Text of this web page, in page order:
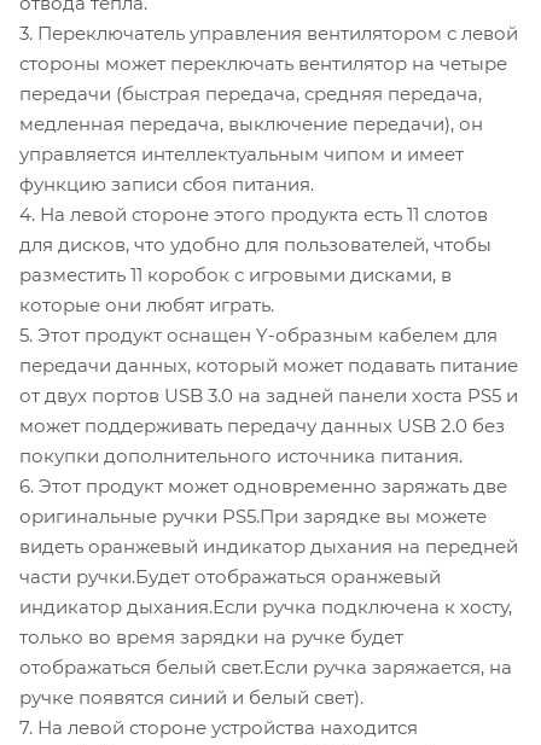
3. Переключатель управления вентилятором с левой
стороны может переключать вентилятор на четыре
передачи (быстрая передача, средняя передача,
медленная передача, выключение передачи), он
управляется интеллектуальным чипом и имеет
функцию записи сбоя питания.
4. На левой стороне этого продукта есть 11 слотов
для дисков, что удобно для пользователей, чтобы
разместить 11 коробок с игровыми дисками, в
которые они любят играть.
5. Этот продукт оснащен Y-образным кабелем для
передачи данных, который может подавать питание
от двух портов USB 3.0 на задней панели хоста PS5 и
может поддерживать передачу данных USB 2.0 без
покупки дополнительного источника питания.
6. Этот продукт может одновременно заряжать две
оригинальные ручки PS5.При зарядке вы можете
видеть оранжевый индикатор дыхания на передней
части ручки.Будет отображаться оранжевый
индикатор дыхания.Если ручка подключена к хосту,
только во время зарядки на ручке будет
отображаться белый свет.Если ручка заряжается, на
ручке появятся синий и белый свет).
7. На левой стороне устройства находится